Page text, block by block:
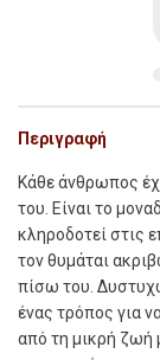
Περιγραφή
Κάθε άνθρωπος
του. Είναι το
κληροδοτεί στις
τον θυμάται
πίσω του.
ένας τρόπος για
από τη μικρή ζωή